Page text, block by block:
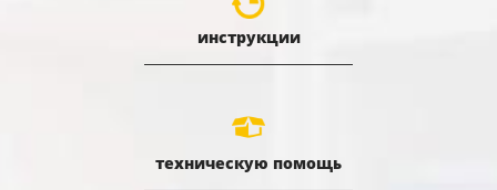
инструкции
техническую помощь